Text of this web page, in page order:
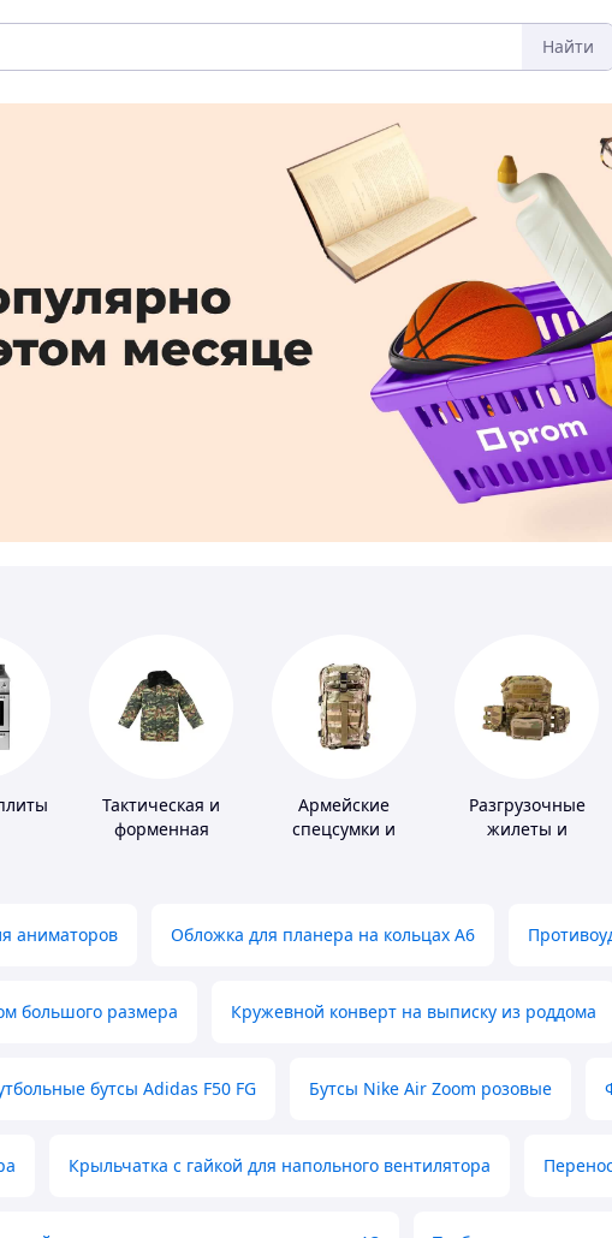
Найти
Тактическая и
форменная
Армейские
спецсумки и
Разгрузочные
жилеты и
аниматоров Обложка для планера на кольцах А6
большого размера Кружевной конверт на выписку из роддома
бутсы Adidas F50 FG Бутсы Nike Air Zoom розовые
Крыльчатка с гайкой для напольного вентилятора